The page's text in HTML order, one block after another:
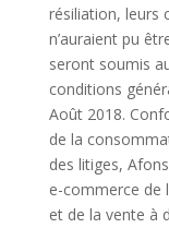
résiliation, leurs
n’auraient pu
seront soumis
conditions
Août 2018.
de la
des litiges,
e-commerce de
et de la vente à